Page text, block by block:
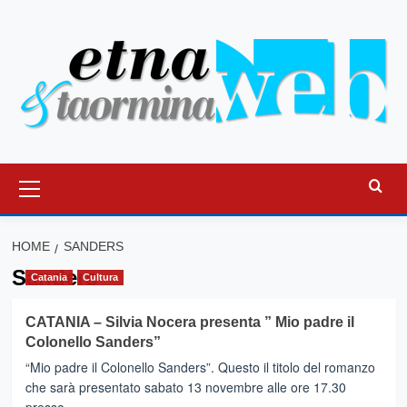
principale
HOME SANDERS
Sanders
Catania Cultura
CATANIA – Silvia Nocera presenta ” Mio padre il
Colonello Sanders”
“Mio padre il Colonello Sanders”. Questo il titolo del romanzo
che sarà presentato sabato 13 novembre alle ore 17.30